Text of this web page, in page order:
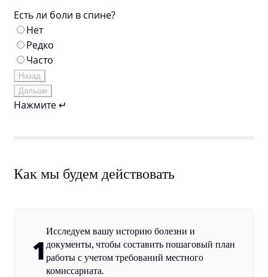
Есть ли боли в спине?
Нет
Редко
Часто
Назад
Дальше
Нажмите ↵
Как мы будем действовать
1
Исследуем вашу историю болезни и
документы, чтобы составить пошаговый план
работы с учетом требований местного
комиссариата.